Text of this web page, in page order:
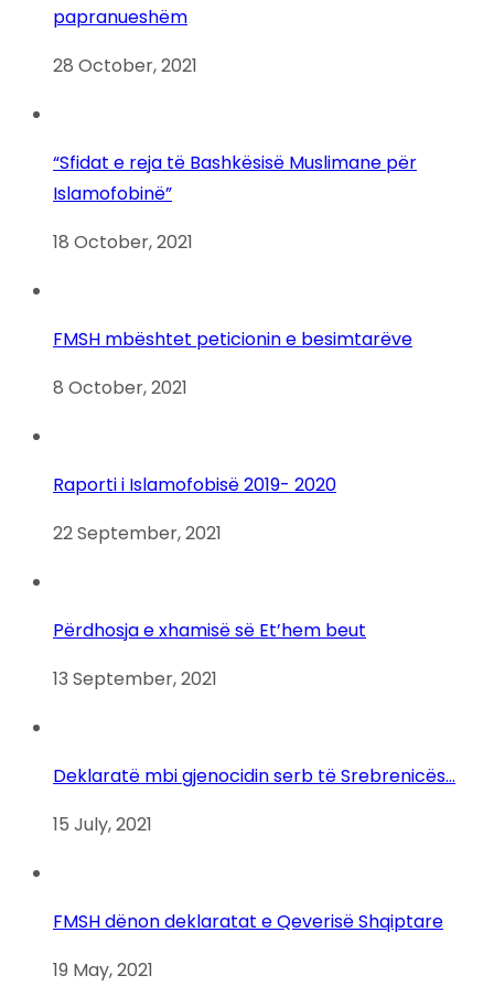
papranueshëm
28 October, 2021
“Sfidat e reja të Bashkësisë Muslimane për
Islamofobinë”
18 October, 2021
FMSH mbështet peticionin e besimtarëve
8 October, 2021
Raporti i Islamofobisë 2019- 2020
22 September, 2021
Përdhosja e xhamisë së Et’hem beut
13 September, 2021
Deklaratë mbi gjenocidin serb të Srebrenicës…
15 July, 2021
FMSH dënon deklaratat e Qeverisë Shqiptare
19 May, 2021